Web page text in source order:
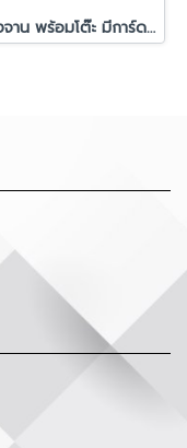
อ่างล้างจาน พร้อมโต๊ะ มีการ์ด อ่าง 1 หลุม รุ่น STW-12-75